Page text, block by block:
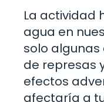
La actividad
agua en
solo
de represas
efectos
afectaría a